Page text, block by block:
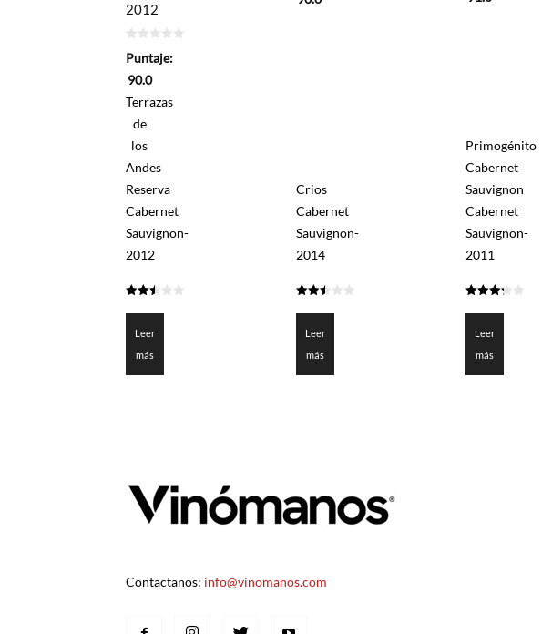
2012
de
Puntaje:
90.0
Terrazas
de
los
Andes
Reserva
Cabernet
Sauvignon-
2012
de 5
Leer
más
Crios
Cabernet
Sauvignon-
2014
de 5
Leer
más
Primogénito
Cabernet
Sauvignon
Cabernet
Sauvignon-
2011
de 5
Leer
más
Contactanos: info@vinomanos.com